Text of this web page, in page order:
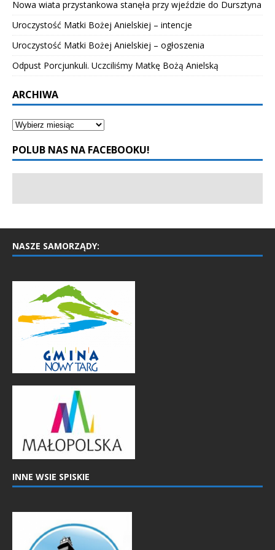
Nowa wiata przystankowa stanęła przy wjeździe do Dursztyna
Uroczystość Matki Bożej Anielskiej – intencje
Uroczystość Matki Bożej Anielskiej – ogłoszenia
Odpust Porcjunkuli. Uczciliśmy Matkę Bożą Anielską
ARCHIWA
POLUB NAS NA FACEBOOKU!
NASZE SAMORZĄDY:
INNE WSIE SPISKIE